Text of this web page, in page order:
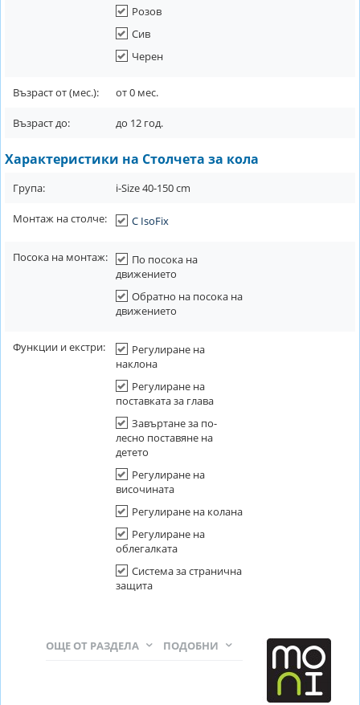
Розов
Сив
Черен
Възраст от (мес.): от0 мес.
Възраст до: до 12 год.
Характеристики на Столчета за кола
Група: i-Size 40-150 cm
Монтаж на столче: С IsoFix
Посока на монтаж:
По посока на
движението
Обратно на посока на
движението
Функции и екстри:
Регулиране на
наклона
Регулиране на
поставката за глава
Завъртане за по-
лесно поставяне на
детето
Регулиране на
височината
Регулиране на колана
Регулиране на
облегалката
Система за странична
защита
ПОДОБНИ
ОЩЕ ОТ РАЗДЕЛА